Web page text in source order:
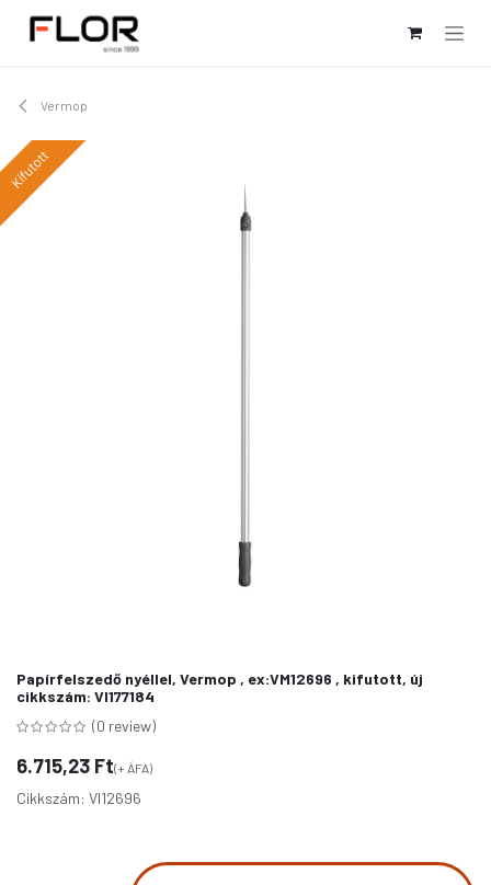
Vermop
Kifutott
Papírfelszedő nyéllel, Vermop , ex:VM12696 , kifutott, új
cikkszám: VI177184
(0 review)
6.715,23 Ft(+ ÁFA)
Cikkszám: VI12696